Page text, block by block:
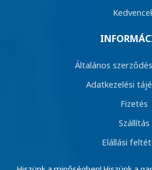
Általános
Adatkezelési
Fizetés
Szállítás
Elállási